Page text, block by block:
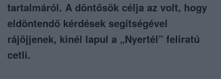
tartalmáról. A döntősök célja az volt, hogy
eldöntendő kérdések segítségével
rájöjjenek, kinél lapul a „Nyertél” feliratú
cetli.